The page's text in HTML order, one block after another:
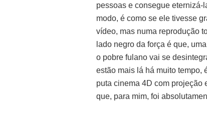
pessoas e consegue
modo, é como se ele tivesse
vídeo, mas numa reprodução
lado negro da força é que,
o pobre fulano vai se
estão mais lá há muito tempo,
puta cinema 4D com projeção
que, para mim, foi